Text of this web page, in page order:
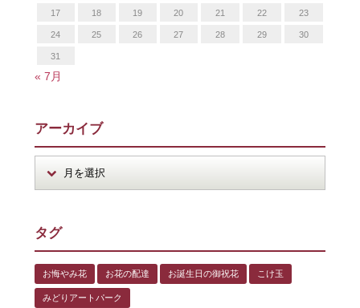
17 18 19 20 21 22 23
24 25 26 27 28 29 30
31
« 7月
アーカイブ
タグ
お悔やみ花 お花の配達 お誕生日の御祝花 こけ玉
みどりアートパーク